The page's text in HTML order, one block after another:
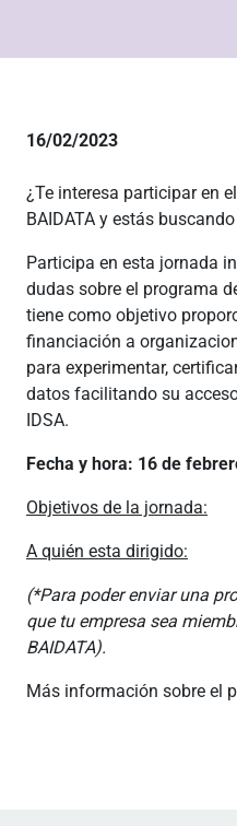
16/02/2023
¿Te interesa participar en
BAIDATA y estás
Participa en esta jornada
dudas sobre el programa
tiene como objetivo
financiación a
para experimentar,
datos facilitando su
IDSA.
Fecha y hora: 16 de
Objetivos de la jornada:
A quién esta dirigido:
(*Para poder enviar una
que tu empresa sea
BAIDATA).
Más información sobre el